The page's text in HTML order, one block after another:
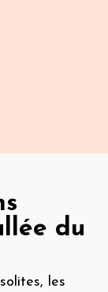
du
les